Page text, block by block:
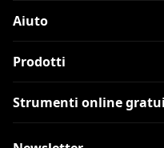
Aiuto
Prodotti
Strumenti online